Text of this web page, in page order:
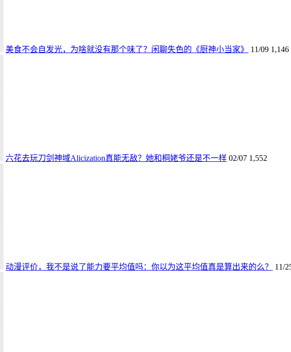
美食不会自发光，为啥就没有那个味了？闲聊失色的《厨神小当家》 11/09 1,146
六花去玩刀剑神域Alicization真能无敌？她和桐姥爷还是不一样 02/07 1,552
动漫评价，我不是说了能力要平均值吗：你以为这平均值真是算出来的么？ 11/